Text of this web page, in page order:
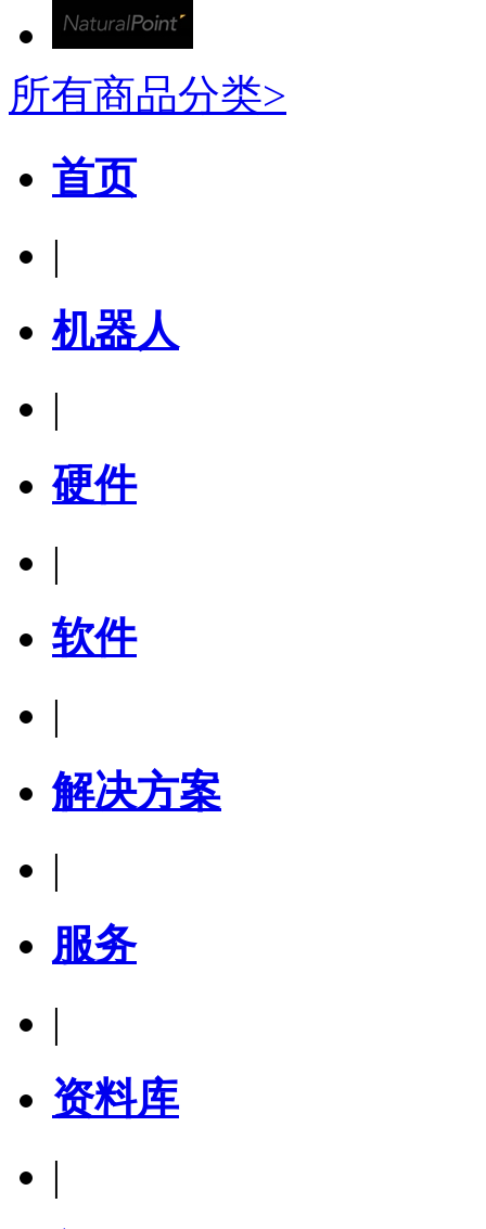
所有商品分类>
首页
|
机器人
|
硬件
|
软件
|
解决方案
|
服务
|
资料库
|